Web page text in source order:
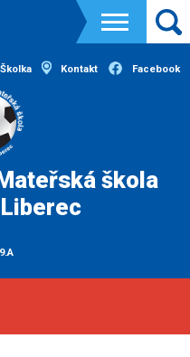
Školka Kontakt Facebook
škola